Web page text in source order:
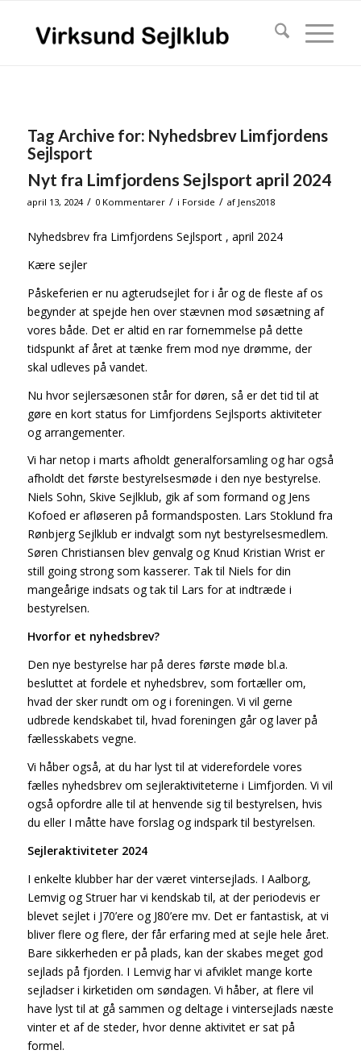
Tag Archive for: Nyhedsbrev Limfjordens
Sejlsport
Nyt fra Limfjordens Sejlsport april 2024
april 13, 2024 / 0 Kommentarer / i Forside / af Jens2018
Nyhedsbrev fra Limfjordens Sejlsport , april 2024
Kære sejler
Påskeferien er nu agterudsejlet for i år og de fleste af os
begynder at spejde hen over stævnen mod søsætning af
vores både. Det er altid en rar fornemmelse på dette
tidspunkt af året at tænke frem mod nye drømme, der
skal udleves på vandet.
Nu hvor sejlersæsonen står for døren, så er det tid til at
gøre en kort status for Limfjordens Sejlsports aktiviteter
og arrangementer.
Vi har netop i marts afholdt generalforsamling og har også
afholdt det første bestyrelsesmøde i den nye bestyrelse.
Niels Sohn, Skive Sejlklub, gik af som formand og Jens
Kofoed er afløseren på formandsposten. Lars Stoklund fra
Rønbjerg Sejlklub er indvalgt som nyt bestyrelsesmedlem.
Søren Christiansen blev genvalg og Knud Kristian Wrist er
still going strong som kasserer. Tak til Niels for din
mangeårige indsats og tak til Lars for at indtræde i
bestyrelsen.
Hvorfor et nyhedsbrev?
Den nye bestyrelse har på deres første møde bl.a.
besluttet at fordele et nyhedsbrev, som fortæller om,
hvad der sker rundt om og i foreningen. Vi vil gerne
udbrede kendskabet til, hvad foreningen går og laver på
fællesskabets vegne.
Vi håber også, at du har lyst til at viderefordele vores
fælles nyhedsbrev om sejleraktiviteterne i Limfjorden. Vi vil
også opfordre alle til at henvende sig til bestyrelsen, hvis
du eller I måtte have forslag og indspark til bestyrelsen.
Sejleraktiviteter 2024
I enkelte klubber har der været vintersejlads. I Aalborg,
Lemvig og Struer har vi kendskab til, at der periodevis er
blevet sejlet i J70’ere og J80’ere mv. Det er fantastisk, at vi
bliver flere og flere, der får erfaring med at sejle hele året.
Bare sikkerheden er på plads, kan der skabes meget god
sejlads på fjorden. I Lemvig har vi afviklet mange korte
sejladser i kirketiden om søndagen. Vi håber, at flere vil
have lyst til at gå sammen og deltage i vintersejlads næste
vinter et af de steder, hvor denne aktivitet er sat på
formel.